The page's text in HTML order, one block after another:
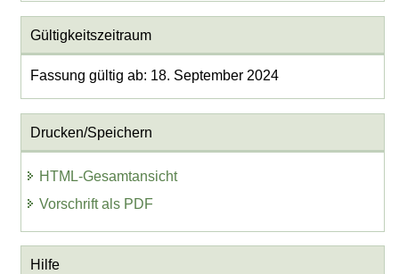
Gültigkeitszeitraum
Fassung gültig ab: 18. September 2024
Drucken/Speichern
HTML-Gesamtansicht
Vorschrift als PDF
Hilfe